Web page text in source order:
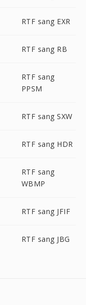
RTF sang EXR
RTF sang RB
RTF sang
PPSM
RTF sang SXW
RTF sang HDR
RTF sang
WBMP
RTF sang JFIF
RTF sang JBG